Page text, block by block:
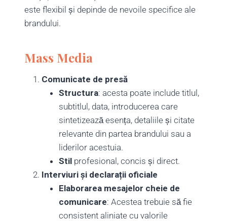
este flexibil și depinde de nevoile specifice ale
brandului.
Mass Media
Comunicate de presă
Structura: acesta poate include titlul,
subtitlul, data, introducerea care
sintetizează esența, detaliile și citate
relevante din partea brandului sau a
liderilor acestuia.
Stil profesional, concis și direct.
Interviuri și declarații oficiale
Elaborarea mesajelor cheie de
comunicare: Acestea trebuie să fie
consistent aliniate cu valorile